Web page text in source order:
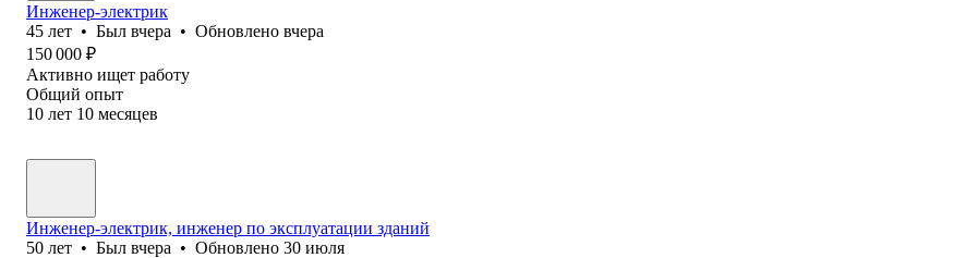
Инженер-электрик
45 лет • Был вчера • Обновлено вчера
150 000 ₽
Активно ищет работу
Общий опыт
10 лет 10 месяцев
Инженер-электрик, инженер по эксплуатации зданий
50 лет • Был вчера • Обновлено 30 июля